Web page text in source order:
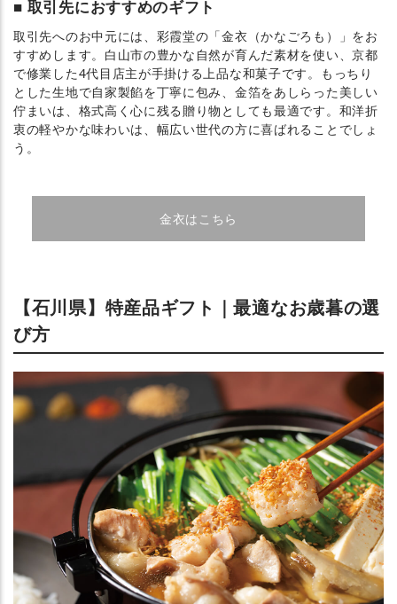
取引先におすすめのギフト
取引先へのお中元には、彩霞堂の「金衣（かなごろも）」をお
すすめします。白山市の豊かな自然が育んだ素材を使い、京都
で修業した4代目店主が手掛ける上品な和菓子です。もっちり
とした生地で自家製餡を丁寧に包み、金箔をあしらった美しい
佇まいは、格式高く心に残る贈り物としても最適です。和洋折
衷の軽やかな味わいは、幅広い世代の方に喜ばれることでしょ
う。
金衣はこちら
【石川県】特産品ギフト｜最適なお歳暮の選
び方